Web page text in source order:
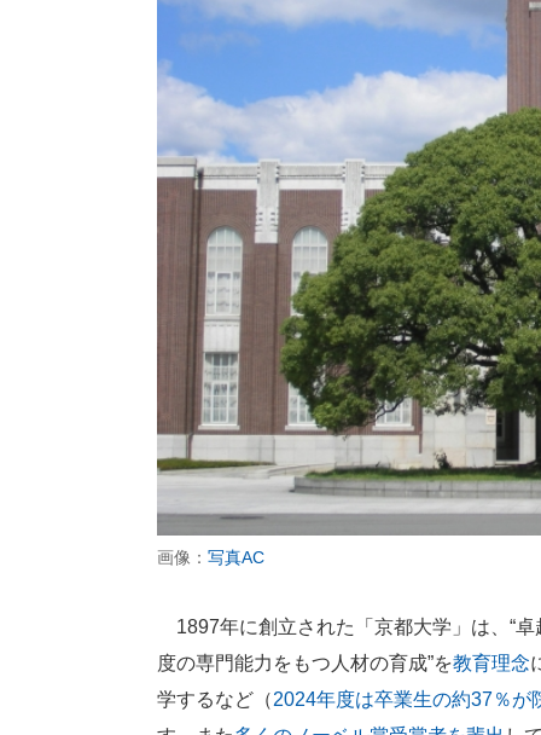
画像： 写真AC
1897年に創立された「京都大学」は、“卓
度の専門能力をもつ人材の育成”を教育理念
学するなど（2024年度は卒業生の約37％が